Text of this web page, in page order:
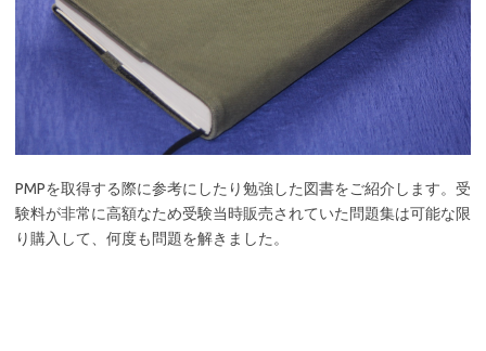
PMPを取得する際に参考にしたり勉強した図書をご紹介します。受
験料が非常に高額なため受験当時販売されていた問題集は可能な限
り購入して、何度も問題を解きました。